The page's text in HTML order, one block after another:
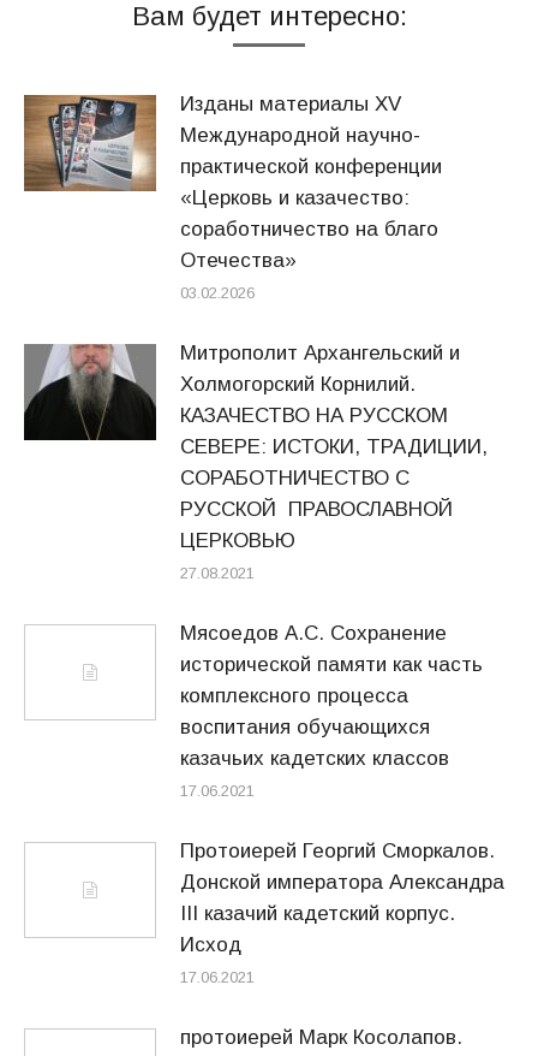
Вам будет интересно:
Изданы материалы XV
Международной научно-
практической конференции
«Церковь и казачество:
соработничество на благо
Отечества»
03.02.2026
Митрополит Архангельский и
Холмогорский Корнилий.
КАЗАЧЕСТВО НА РУССКОМ
СЕВЕРЕ: ИСТОКИ, ТРАДИЦИИ,
СОРАБОТНИЧЕСТВО С
РУССКОЙ ПРАВОСЛАВНОЙ
ЦЕРКОВЬЮ
27.08.2021
Мясоедов А.С. Сохранение
исторической памяти как часть
комплексного процесса
воспитания обучающихся
казачьих кадетских классов
17.06.2021
Протоиерей Георгий Сморкалов.
Донской императора Александра
III казачий кадетский корпус.
Исход
17.06.2021
протоиерей Марк Косолапов.